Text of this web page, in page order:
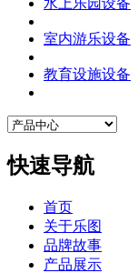
室内游乐设备
教育设施设备
快速导航
首页
关于乐图
品牌故事
产品展示